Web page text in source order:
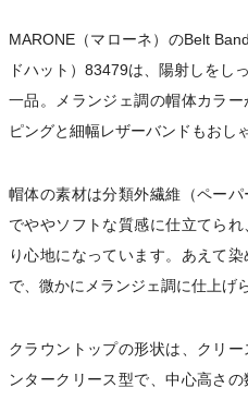
MARONE（マローネ）のBelt
ドハット）83479は、陽射しをし
一品。メランジェ調の帽体カラ
ピングと細幅レザーバンドもおし
帽体の素材は分類外繊維（ペー
でややソフトな質感に仕立てら
り心地になっています。あえて
で、微かにメランジェ調に仕上げ
クラウントップの形状は、クリ
ンタークリース型で、中心高さ